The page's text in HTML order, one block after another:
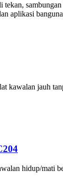
aplikasi
kawalan jauh
hidup/mati